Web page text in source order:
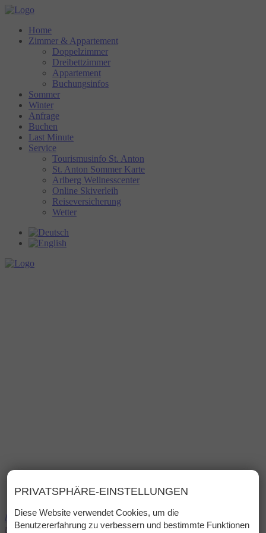
PRIVATSPHÄRE-EINSTELLUNGEN
Diese Website verwendet Cookies, um die
Benutzererfahrung zu verbessern und bestimmte Funktionen
Home
Zimmer & Appartement
Doppelzimmer
Dreibettzimmer
Appartement
Buchungsinfos
Sommer
Winter
Anfrage
Buchen
Last Minute
Service
Tourismusinfo St. Anton
St. Anton Sommer Karte
Arlberg Wellnesscenter
Online Skiverleih
Reiseversicherung
Wetter
bedBuchen
menu